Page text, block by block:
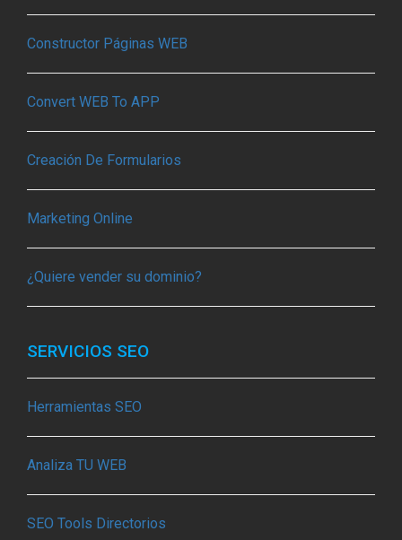
Constructor Páginas WEB
Convert WEB To APP
Creación De Formularios
Marketing Online
¿Quiere vender su dominio?
SERVICIOS SEO
Herramientas SEO
Analiza TU WEB
SEO Tools Directorios